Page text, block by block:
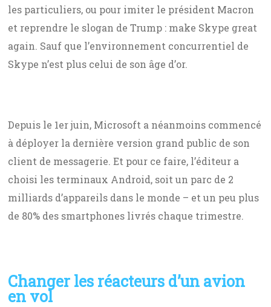
les particuliers, ou pour imiter le président Macron
et reprendre le slogan de Trump : make Skype great
again. Sauf que l’environnement concurrentiel de
Skype n’est plus celui de son âge d’or.
Depuis le 1er juin, Microsoft a néanmoins commencé
à déployer la dernière version grand public de son
client de messagerie. Et pour ce faire, l’éditeur a
choisi les terminaux Android, soit un parc de 2
milliards d’appareils dans le monde – et un peu plus
de 80% des smartphones livrés chaque trimestre.
Changer les réacteurs d’un avion
en vol